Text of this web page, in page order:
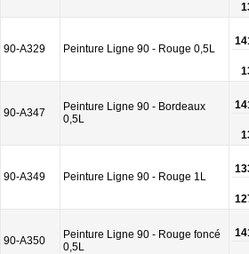
90-A329 Peinture Ligne 90 - Rouge 0,5L
90-A347
Peinture Ligne 90 - Bordeaux
0,5L
90-A349 Peinture Ligne 90 - Rouge 1L
90-A350
Peinture Ligne 90 - Rouge foncé
0,5L